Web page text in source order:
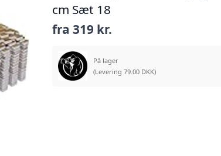
cm Sæt 18
fra319 kr.
På lager
(Levering 79.00 DKK)